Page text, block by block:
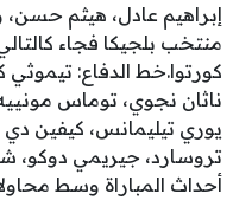
إبراهيم عادل، هيثم حسن،
منتخب بلجيكا فجاء
كورتوا.خط الدفاع: تيموثي
ناثان نجوي، توماس
يوري تيليمانس، كيفين دي
تروسارد، جيريمي دوكو،
أحداث المباراة وسط